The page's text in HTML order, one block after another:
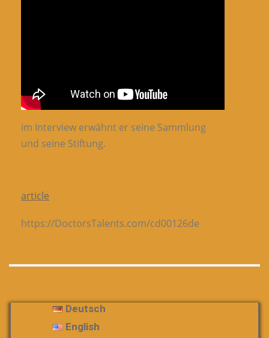
im Interview erwähnt er seine Sammlung
und seine Stiftung.
article
https://DoctorsTalents.com/cd00126de
Deutsch
English